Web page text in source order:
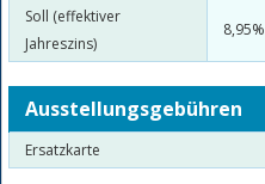
Soll (effektiver
Jahreszins)
8,95%
Ausstellungsgebühren
Ersatzkarte